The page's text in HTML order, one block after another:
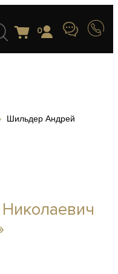
0
Шильдер Андрей